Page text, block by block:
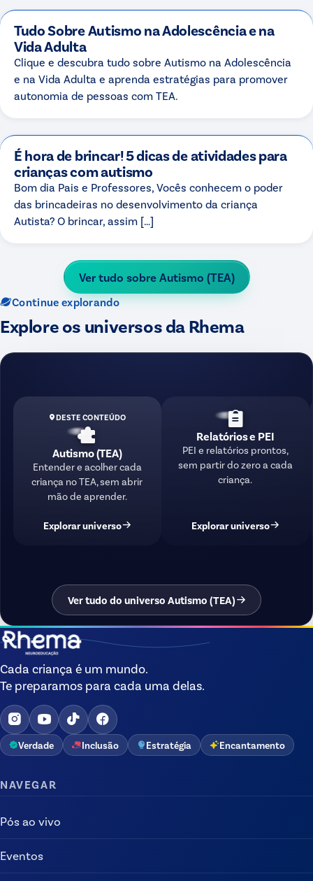
Tudo Sobre Autismo na Adolescência e na
Vida Adulta
Clique e descubra tudo sobre Autismo na Adolescência
e na Vida Adulta e aprenda estratégias para promover
autonomia de pessoas com TEA.
É hora de brincar! 5 dicas de atividades para
crianças com autismo
Bom dia Pais e Professores, Vocês conhecem o poder
das brincadeiras no desenvolvimento da criança
Autista? O brincar, assim […]
Ver tudo sobre Autismo (TEA)
Continue explorando
Explore os universos da Rhema
DESTE CONTEÚDO
Autismo (TEA)
Entender e acolher cada
criança no TEA, sem abrir
mão de aprender.
Explorar universo
Relatórios e PEI
PEI e relatórios prontos,
sem partir do zero a cada
criança.
Explorar universo
Ver tudo do universo Autismo (TEA)
Cada criança é um mundo.
Te preparamos para cada uma delas.
Verdade Inclusão Estratégia Encantamento
NAVEGAR
Pós ao vivo
Eventos